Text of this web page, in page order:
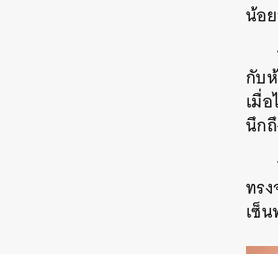
น้อย
กับ
เมื่
นึก
ทร
เซ็